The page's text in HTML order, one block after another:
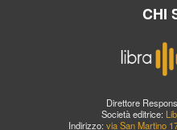
CHI
Direttore
Società editrice:
Indirizzo: via San Martino